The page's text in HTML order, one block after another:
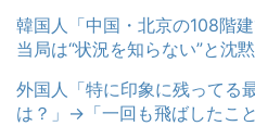
韓国人「中国・北京の108階
当局は“状況を知らない”と沈黙
外国人「特に印象に残ってる
は？」→「一回も飛ばしたこ